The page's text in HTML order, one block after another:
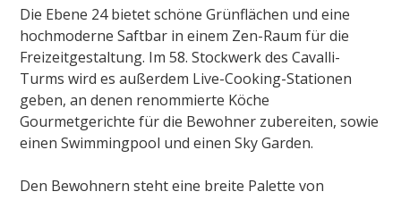
Die Ebene 24 bietet schöne Grünflächen und eine
hochmoderne Saftbar in einem Zen-Raum für die
Freizeitgestaltung. Im 58. Stockwerk des Cavalli-
Turms wird es außerdem Live-Cooking-Stationen
geben, an denen renommierte Köche
Gourmetgerichte für die Bewohner zubereiten, sowie
einen Swimmingpool und einen Sky Garden.
Den Bewohnern steht eine breite Palette von